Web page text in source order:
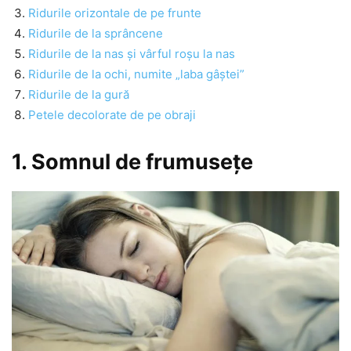
Ridurile orizontale de pe frunte
Ridurile de la sprâncene
Ridurile de la nas și vârful roșu la nas
Ridurile de la ochi, numite „laba gâștei”
Ridurile de la gură
Petele decolorate de pe obraji
1. Somnul de frumusețe